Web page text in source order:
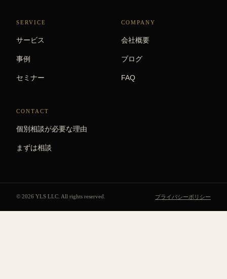
SERVICE
サービス
事例
セミナー
COMPANY
会社概要
ブログ
FAQ
CONTACT
個別相談が必要な理由
まずは相談
© 2026 YLS LLC. All rights reserved. プライバシーポリシー